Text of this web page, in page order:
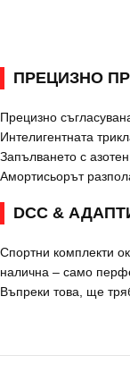
ПРЕЦИЗНО
Прецизно
Интелигентната
Запълването с
Амортисьорът
DCC &
Спортни комплекти
налична – само
Въпреки това, ще